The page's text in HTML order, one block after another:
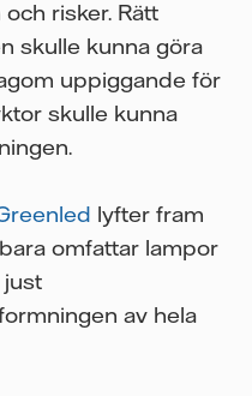
risker. Rätt
skulle kunna göra
uppiggande för
skulle kunna
lyfter fram
omfattar lampor
just
av hela